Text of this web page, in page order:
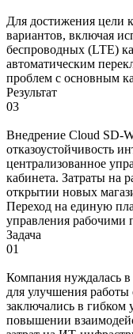
Для достижения цели
вариантов, включая
беспроводных (LTE)
автоматическим
проблем с основным
Результат
03
Внедрение Cloud SD-
отказоустойчивость
централизованное
кабинета. Затраты на
открытии новых
Переход на единую
управления рабочими
Задача
01
Компания нуждалась
для улучшения работы
заключались в гибком
повышении